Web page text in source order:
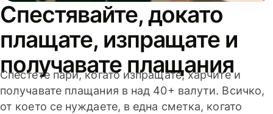
Спестявайте, докато
плащате, изпращате и
получавате плащания
Спестете пари, когато изпращате, харчите и
получавате плащания в над 40+ валути. Всичко,
от което се нуждаете, в една сметка, когато